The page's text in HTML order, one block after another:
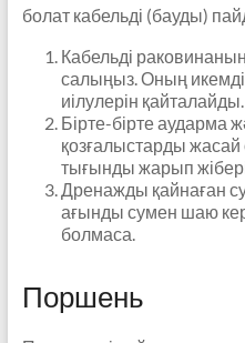
болат кабельді (бауды)
Кабельді раковинаның
салыңыз. Оның
иілулерін қайталайды.
Бірте-бірте аударма
қозғалыстарды
тығынды жарып
Дренажды қайнаған
ағынды сумен шаю
болмаса.
Поршень